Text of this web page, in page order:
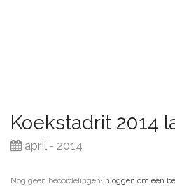
Koekstadrit 2014
april - 2014
Nog geen beoordelingen·Inloggen om een